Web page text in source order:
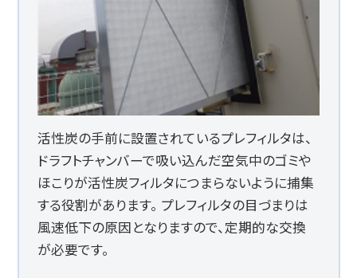
活性炭の手前に設置されているプレフィルタは、
ドラフトチャンバーで吸い込んだ空気中のゴミや
ほこりが活性炭フィルタにつまらないように捕集
する役割があります。 プレフィルタの目づまりは
風速低下の原因となりますので、定期的な交換
が必要です。